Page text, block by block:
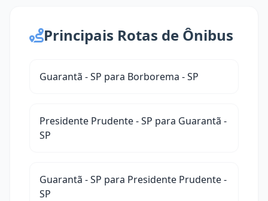
Principais Rotas de Ônibus
Guarantã - SP para Borborema - SP
Presidente Prudente - SP para Guarantã -
SP
Guarantã - SP para Presidente Prudente -
SP